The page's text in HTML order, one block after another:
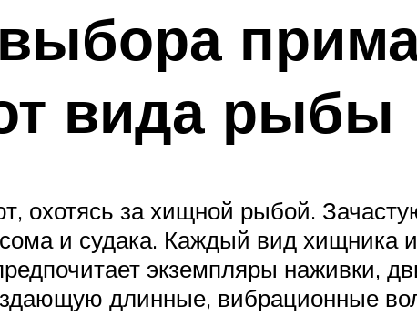
вида рыбы
за хищной рыбой.
и судака. Каждый вид хищника
экземпляры наживки,
длинные, вибрационные